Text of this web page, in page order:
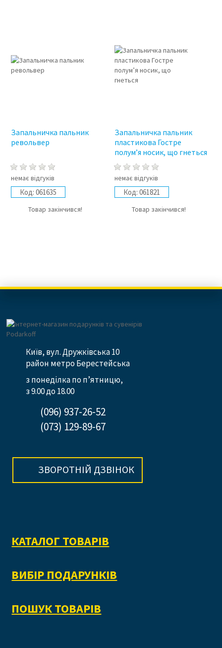
Запальничка пальник
револьвер
немає відгуків
Код: 061635
Товар закінчився!
Запальничка пальник
пластикова Гостре
полум’я носик, що гнеться
немає відгуків
Код: 061821
Товар закінчився!
Київ, вул. Дружківська 10
район метро Берестейська
з понеділка по п’ятницю,
з 9.00 до 18.00
(096) 937-26-52
(073) 129-89-67
ЗВОРОТНІЙ ДЗВІНОК
КАТАЛОГ ТОВАРІВ
ВИБІР ПОДАРУНКІВ
ПОШУК ТОВАРІВ